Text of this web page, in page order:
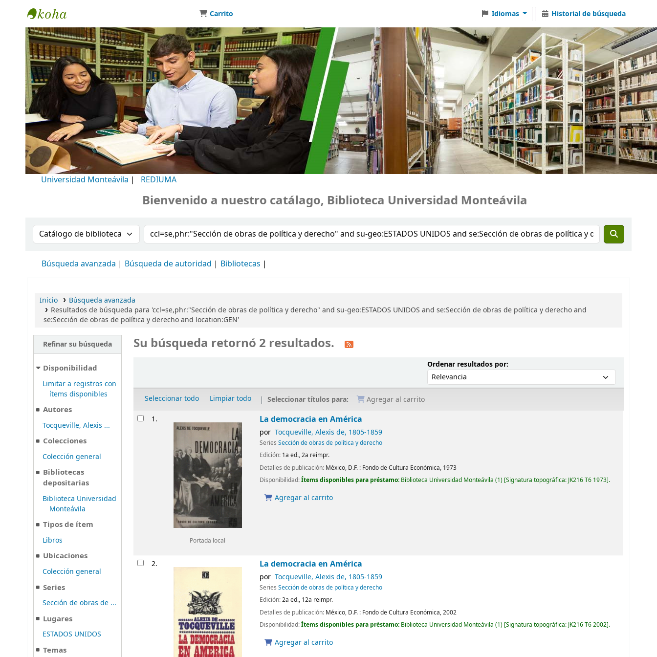
Biblioteca Universidad Monteávila
Carrito Idiomas Historial de búsqueda
Universidad Monteávila | REDIUMA
Bienvenido a nuestro catálago, Biblioteca Universidad Monteávila
Buscar en el catálogo por:Buscar en el catálogo
Búsqueda avanzada Búsqueda de autoridad Bibliotecas
Inicio
Búsqueda avanzada
Resultados de búsqueda para 'ccl=se,phr:"Sección de obras de política y derecho" and su-geo:ESTADOS UNIDOS and se:Sección de obras de política y derecho and
se:Sección de obras de política y derecho and location:GEN'
Refinar su búsqueda
Disponibilidad
Limitar a registros con
ítems disponibles
Autores
Tocqueville, Alexis ...
Colecciones
Colección general
Bibliotecas
depositarias
Biblioteca Universidad
Monteávila
Tipos de ítem
Libros
Ubicaciones
Colección general
Series
Sección de obras de ...
Lugares
ESTADOS UNIDOS
Temas
Su búsqueda retornó 2 resultados.
Ordenar resultados por:Ordenar por:
Seleccionar todo Limpiar todo Seleccionar títulos para: Agregar al carrito
Resultados
1.
Portada local
La democracia en América
por Tocqueville, Alexis de, 1805-1859
SeriesSección de obras de política y derecho
Edición: 1a ed., 2a reimpr.
Detalles de publicación: México, D.F. : Fondo de Cultura Económica, 1973
Disponibilidad:Ítems disponibles para préstamo: Biblioteca Universidad Monteávila (1) Signatura topográfica: JK216 T6 1973 .
Agregar al carrito
2. La democracia en América
por Tocqueville, Alexis de, 1805-1859
SeriesSección de obras de política y derecho
Edición:2a ed., 12a reimpr.
Detalles de publicación: México, D.F. : Fondo de Cultura Económica,2002
Disponibilidad:Ítems disponibles para préstamo: Biblioteca Universidad Monteávila (1) Signatura topográfica: JK216 T6 2002 .
Agregar al carrito